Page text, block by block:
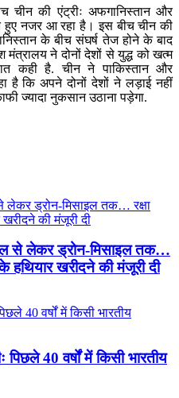
चीन की एंट्रीः अफगानिस्तान और
हुए नजर आ रहा है। इस बीच चीन की
के बीच संघर्ष तेज होने के बाद
मंत्रालय ने दोनों देशों से युद्ध को खत्म
कही है. चीन ने पाकिस्तान और
है कि अपने दोनों देशों ने लड़ाई नहीं
ज्यादा नुकसान उठाना पड़ेगा.
से लेकर ड्रोन-मिसाइल तक…
हथियार खरीदने की मंजूरी दी
पिछले 40 वर्षों में किसी भारतीय